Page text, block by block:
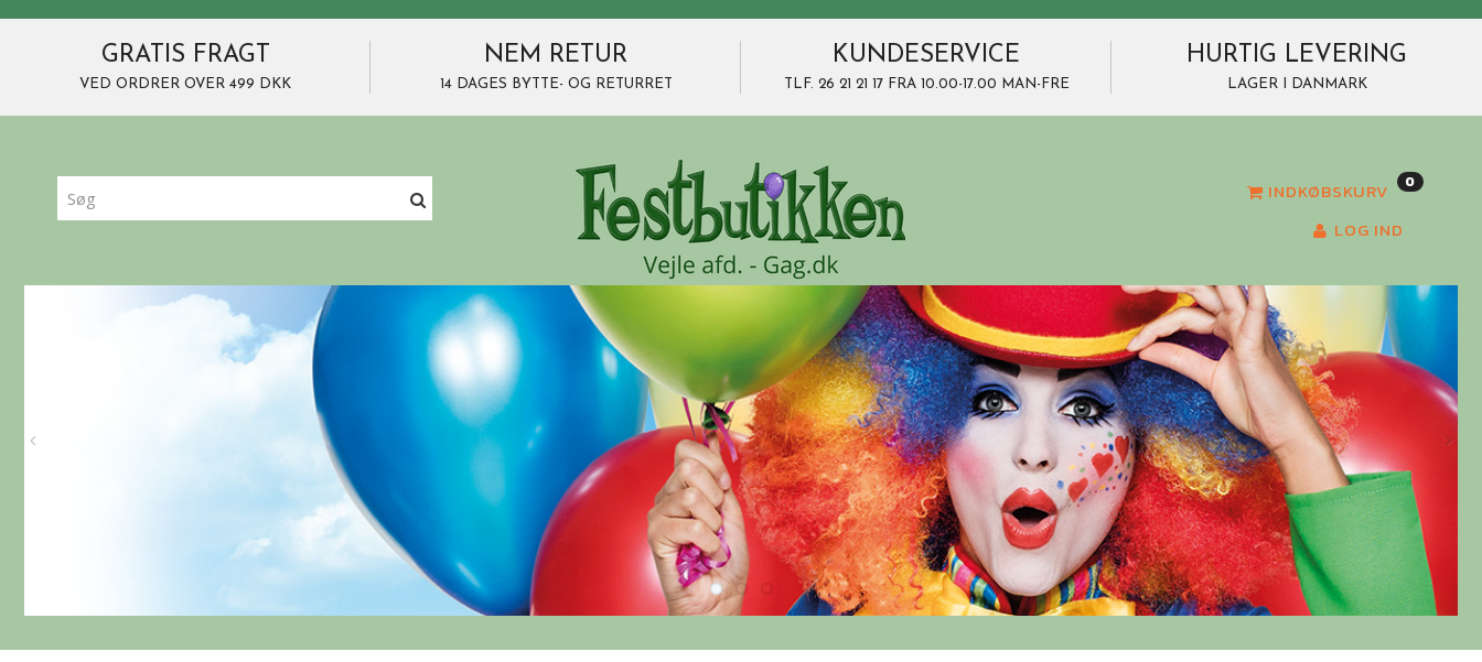
GRATIS FRAGT
VED ORDRER OVER 499 DKK
NEM RETUR
14 DAGES BYTTE- OG RETURRET
KUNDESERVICE
TLF. 26 21 21 17 FRA 10.00-17.00 MAN-FRE
HURTIG LEVERING
LAGER I DANMARK
INDKØBSKURV 0
LOG IND